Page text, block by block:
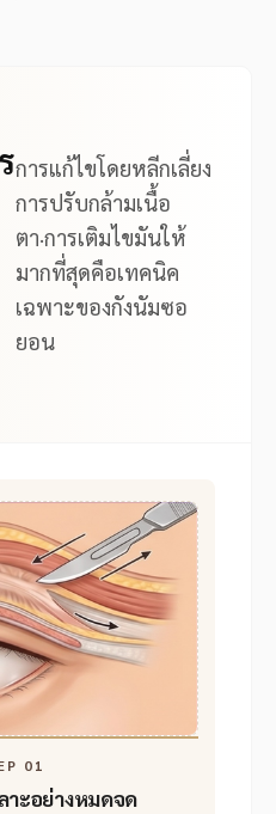
การแก้ไขโดยหลีกเลี่ยง
การปรับกล้ามเนื้อ
ตา·การเติมไขมันให้
มากที่สุดคือเทคนิค
เฉพาะของกังนัมซอ
ยอน
01
าะอย่างหมดจด